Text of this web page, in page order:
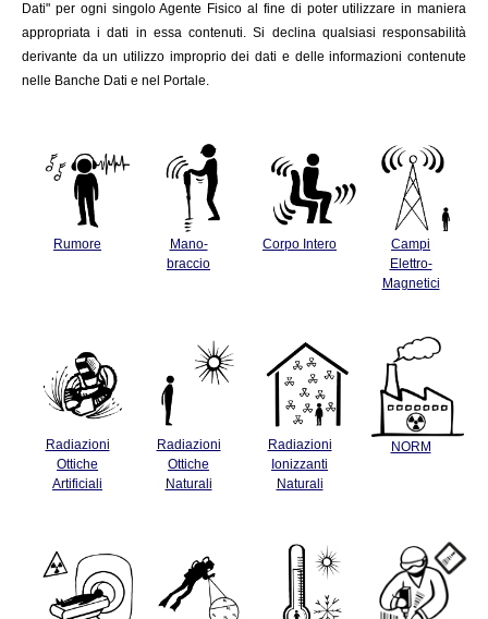
Dati" per ogni singolo Agente Fisico al fine di poter utilizzare in maniera
appropriata i dati in essa contenuti. Si declina qualsiasi responsabilità
derivante da un utilizzo improprio dei dati e delle informazioni contenute
nelle Banche Dati e nel Portale.
Rumore
Mano-
braccio
Corpo Intero
Campi
Elettro-
Magnetici
Radiazioni
Ottiche
Artificiali
Radiazioni
Ottiche
Naturali
Radiazioni
Ionizzanti
Naturali
NORM